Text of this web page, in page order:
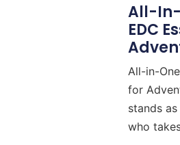
All-In-
EDC
All-in-
for
stands
who